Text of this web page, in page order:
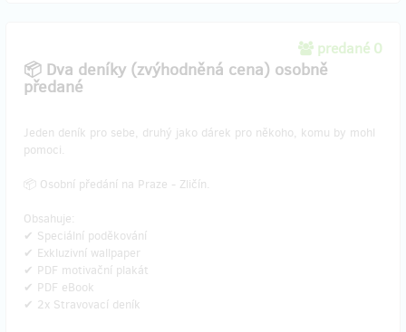
predané 0
📦 Dva deníky (zvýhodněná cena) osobně
předané
Jeden deník pro sebe, druhý jako dárek pro někoho, komu by mohl
pomoci.
📦 Osobní předání na Praze - Zličín.
Obsahuje:
✔ Speciální poděkování
✔ Exkluzivní wallpaper
✔ PDF motivační plakát
✔ PDF eBook
✔ 2x Stravovací deník